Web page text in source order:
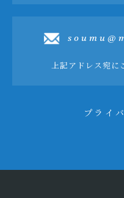
上記アドレス宛に
プライ